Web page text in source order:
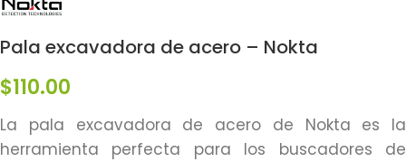
Pala excavadora de acero – Nokta
$110.00
La pala excavadora de acero de Nokta es la
herramienta perfecta para los buscadores de